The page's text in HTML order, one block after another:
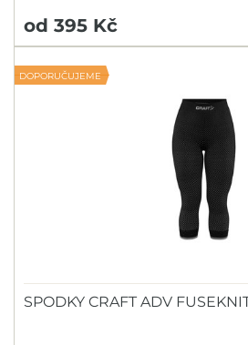
od 395 Kč
DOPORUČUJEME
SPODKY CRAFT ADV